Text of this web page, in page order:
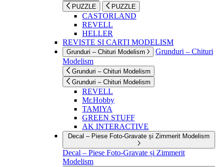
PUZZLE PUZZLE
CASTORLAND
REVELL
HELLER
REVISTE SI CARTI MODELISM
Grunduri – Chituri Modelism
Grunduri – Chituri
Modelism
Grunduri – Chituri Modelism
Grunduri – Chituri Modelism
REVELL
Mr.Hobby
TAMIYA
GREEN STUFF
AK INTERACTIVE
Decal – Piese Foto-Gravate și Zimmerit Modelism
Decal – Piese Foto-Gravate și Zimmerit
Modelism